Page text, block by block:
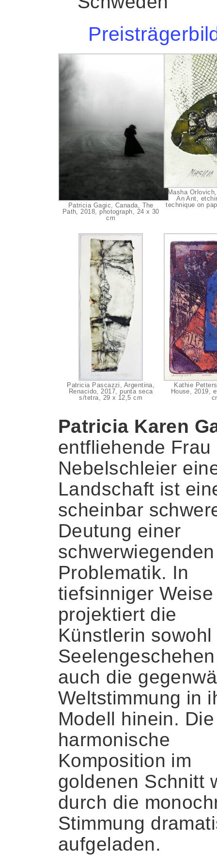
Patricia Gagic, Canada, The
Path, 2018, photograph, 24 x 30
cm
Masha
An Ant,
technique on
Patricia Pascazzi, Argentina,
Renacido, 2017, punta seca
s/tetra, 29 x 12,5 cm
Kathie
House, 2019,
Patricia Karen
entfliehende Frau
Nebelschleier
Landschaft ist
scheinbar
Deutung einer
schwerwiegenden
Problematik. In
tiefsinniger Weise
projektiert die
Künstlerin sowohl
auch die
Weltstimmung in
Modell hinein. Die
harmonische
Komposition im
goldenen Schnitt
durch die
Stimmung
aufgeladen.